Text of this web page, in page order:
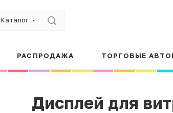
Каталог
РАСПРОДАЖА ТОРГОВЫЕ
Дисплей для